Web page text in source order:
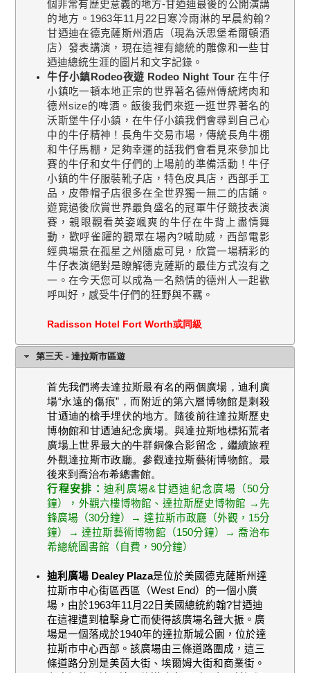
個非常有歷史意義的地方-甘迺迪最後的公開演講
的地方。1963年11月22日寒冷雨淋的早晨約翰?
甘迺迪在德克薩斯州酒店（現為沃思堡希爾頓酒
店）發表講演，現在這裡有總統的雕像和一些甘
迺迪總統生涯的圖片和文字記錄。
牛仔小鎮Rodeo夜遊 Rodeo Night Tour在牛仔
小鎮吃一頓本地正宗的世界著名德州傳統烤肉和
德州size的啤酒。飯後我們來逛一逛世界著名的
沃斯堡牛仔小鎮，在牛仔小鎮我們會尋到自己心
中的牛仔精神！長角牛交易市場，傳統長角牛棚
和牛仔馬棚，足夠幸運的話我們會看見來參加比
賽的牛仔和女牛仔們的上場前的準備活動！牛仔
小鎮的牛仔服裝靴子店，特色皮具店，西部手工
品，皮帶帽子店很多在全世界獨一無二的店鋪。
遊覽過後欣賞世界最負盛名的冠軍牛仔競技表演
賽，親眼觀看英姿颯爽的牛仔在牛背上盡情舞
動，歡呼雀躍的觀眾在場內?喊助威，西部電影
經典場景在孤星之州隨處可見，欣賞一場精彩的
牛仔表演絕對是瞭解德克薩斯的最佳方式沒有之
一。在今天您可以成為一名熱情的德州人一起歡
呼叫好，感受牛仔們的狂野與不羈。
Radisson Hotel Fort Worth或同級
第三天 - 達拉斯市區遊
首先我們將去達拉斯最有名的兩個廣場，迪利廣
場“永遠的傷痕”，而附近的第六層博物館是刺殺
甘迺迪的槍手埋伏的地方。隨後前往達拉斯歷史
博物館和甘迺迪紀念廣場。與達拉斯地標拓荒者
廣場上世界最大的牛群銅像合影留念，繼續旅程
外觀達拉斯市政廳。參觀達拉斯藝術博物館。最
後來到喬治布希總書館。
行程安排： 迪利廣場&甘迺迪紀念廣場（50分
鐘），外觀六樓博物館、達拉斯歷史博物館 →先
鋒廣場（30分鐘）→ 達拉斯市政廳（外觀， 15分
鐘）→ 達拉斯藝術博物館（150分鐘）→ 喬治布
希總統圖書館（自費，90分鐘）
迪利廣場 Dealey Plaza是位於美國德克薩斯州達
拉斯市中心街區西區（West End）的一個小廣
場，由於1963年11月 22日美國總統約翰?甘迺迪
在這裡遭到槍擊身亡而使得該廣場名聲大振。廣
場是一個落成於1940年的達拉斯城公園，位於達
拉斯市中心西部。該廣場由三條道路圍成，這三
條道路分別是美茵大街、埃爾姆大街和商業街。